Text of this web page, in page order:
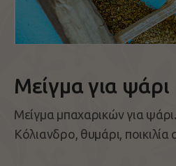
Μείγμα για ψάρι
Μείγμα μπαχαρικών για ψάρι.
Κόλιανδρο, θυμάρι,